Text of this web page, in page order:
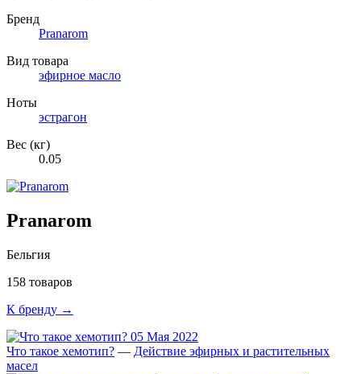
Бренд
Pranarom
Вид товара
эфирное масло
Ноты
эстрагон
Вес (кг)
0.05
Pranarom
Бельгия
158 товаров
К бренду →
05 Мая 2022
Что такое хемотип? — Действие эфирных и растительных
масел